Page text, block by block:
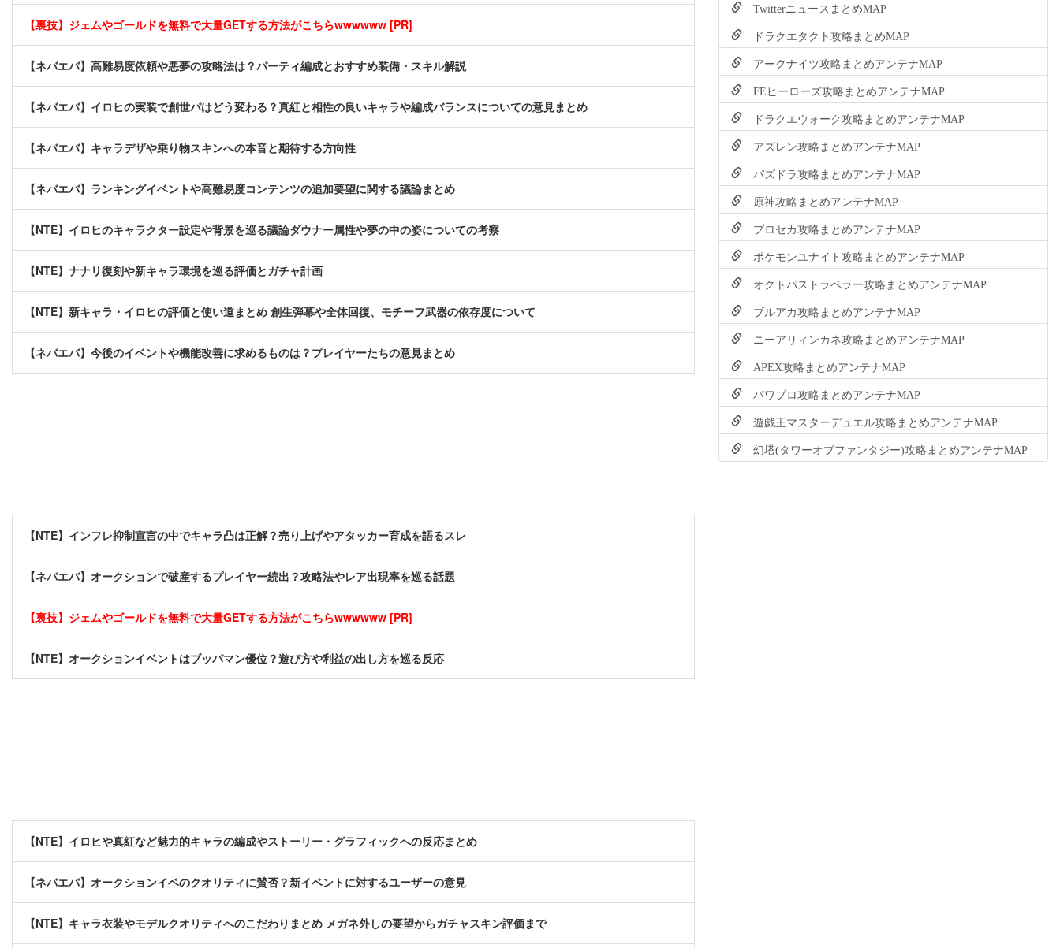
【裏技】ジェムやゴールドを無料で大量GETする方法がこちらwwwwww [PR]
【ネバエバ】高難易度依頼や悪夢の攻略法は？パーティ編成とおすすめ装備・スキル解説
【ネバエバ】イロヒの実装で創世パはどう変わる？真紅と相性の良いキャラや編成バランスについての意見まとめ
【ネバエバ】キャラデザや乗り物スキンへの本音と期待する方向性
【ネバエバ】ランキングイベントや高難易度コンテンツの追加要望に関する議論まとめ
【NTE】イロヒのキャラクター設定や背景を巡る議論ダウナー属性や夢の中の姿についての考察
【NTE】ナナリ復刻や新キャラ環境を巡る評価とガチャ計画
【NTE】新キャラ・イロヒの評価と使い道まとめ 創生弾幕や全体回復、モチーフ武器の依存度について
【ネバエバ】今後のイベントや機能改善に求めるものは？プレイヤーたちの意見まとめ
【NTE】インフレ抑制宣言の中でキャラ凸は正解？売り上げやアタッカー育成を語るスレ
【ネバエバ】オークションで破産するプレイヤー続出？攻略法やレア出現率を巡る話題
【裏技】ジェムやゴールドを無料で大量GETする方法がこちらwwwwww [PR]
【NTE】オークションイベントはブッパマン優位？遊び方や利益の出し方を巡る反応
【NTE】イロヒや真紅など魅力的キャラの編成やストーリー・グラフィックへの反応まとめ
【ネバエバ】オークションイベのクオリティに賛否？新イベントに対するユーザーの意見
【NTE】キャラ衣装やモデルクオリティへのこだわりまとめ メガネ外しの要望からガチャスキン評価まで
TwitterニュースまとめMAP
ドラクエタクト攻略まとめMAP
アークナイツ攻略まとめアンテナMAP
FEヒーローズ攻略まとめアンテナMAP
ドラクエウォーク攻略まとめアンテナMAP
アズレン攻略まとめアンテナMAP
パズドラ攻略まとめアンテナMAP
原神攻略まとめアンテナMAP
プロセカ攻略まとめアンテナMAP
ポケモンユナイト攻略まとめアンテナMAP
オクトパストラベラー攻略まとめアンテナMAP
ブルアカ攻略まとめアンテナMAP
ニーアリィンカネ攻略まとめアンテナMAP
APEX攻略まとめアンテナMAP
パワプロ攻略まとめアンテナMAP
遊戯王マスターデュエル攻略まとめアンテナMAP
幻塔(タワーオブファンタジー)攻略まとめアンテナMAP